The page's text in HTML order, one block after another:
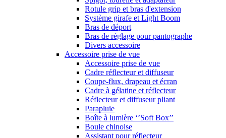
Rotule grip et bras d'extension
Système girafe et Light Boom
Bras de déport
Bras de réglage pour pantographe
Divers accessoire
Accessoire prise de vue
Accessoire prise de vue
Cadre réflecteur et diffuseur
Coupe-flux, drapeau et écran
Cadre à gélatine et réflecteur
Réflecteur et diffuseur pliant
Parapluie
Boîte à lumière ‘’Soft Box’’
Boule chinoise
Assistant pour réflecteur